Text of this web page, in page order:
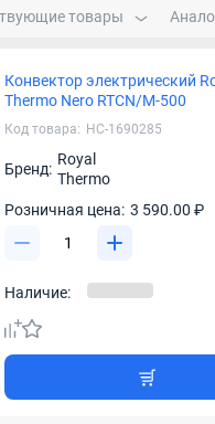
товары
Конвектор электрический
Thermo Nero RTCN/M-500
Код товара: НС-1690285
Бренд:
Royal
Thermo
Розничная цена: 3 590.00 ₽
Наличие: